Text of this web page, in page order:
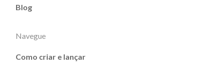
Blog
Navegue
Como criar e lançar